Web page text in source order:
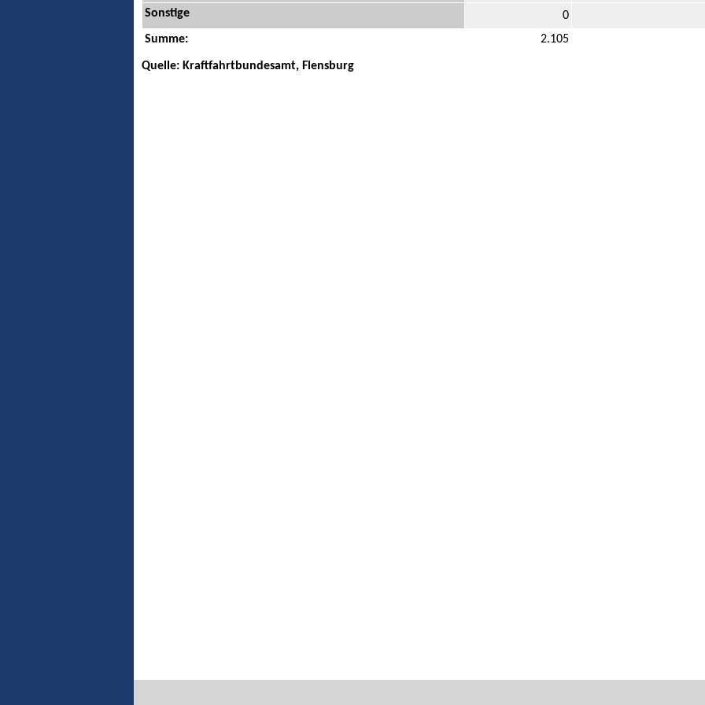
Sonstige
0
Summe:
2.105
Quelle: Kraftfahrtbundesamt, Flensburg